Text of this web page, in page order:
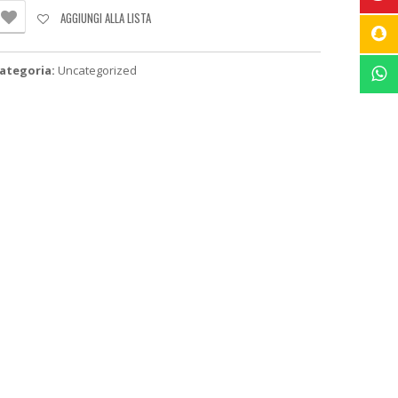
CUCINA
AGGIUNGI ALLA LISTA
Uncategorized